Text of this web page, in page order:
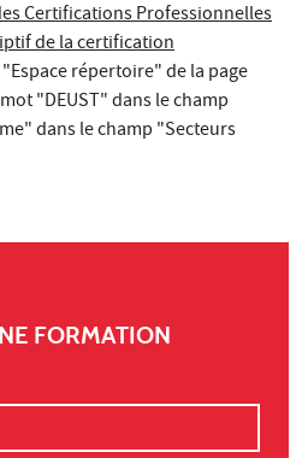
Certifications Professionnelles
de la certification
répertoire" de la page
"DEUST" dans le champ
dans le champ "Secteurs
FORMATION